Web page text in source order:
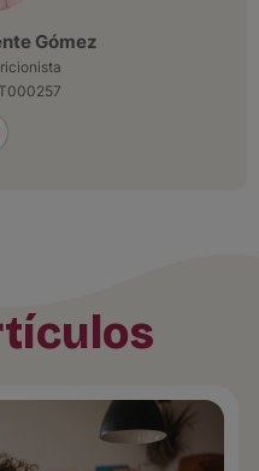
Gómez